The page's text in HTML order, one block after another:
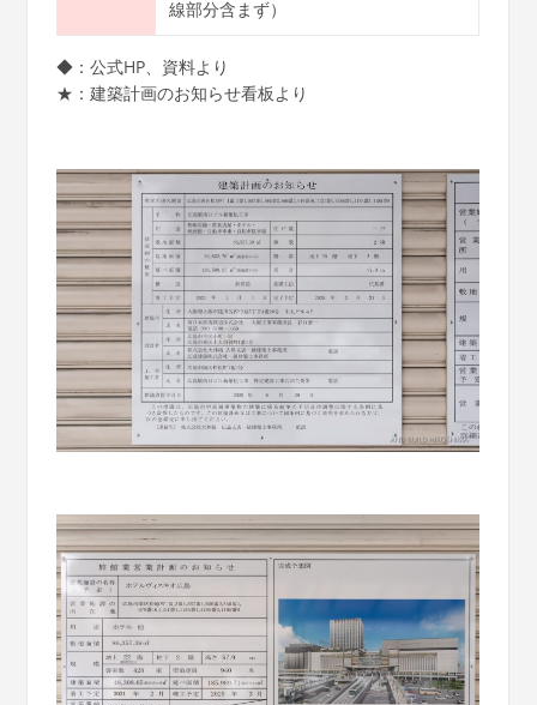
線部分含まず）
◆：公式HP、資料より
★：建築計画のお知らせ看板より